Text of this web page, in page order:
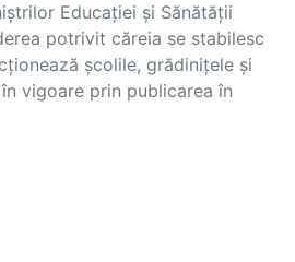
Educației și Sănătății
potrivit căreia se stabilesc
școlile, grădinițele și
vigoare prin publicarea în